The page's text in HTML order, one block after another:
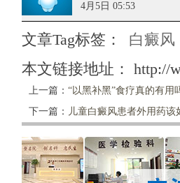
4月5日 05:53
文章Tag标签： 白癜风
本文链接地址： http://
上一篇： “以黑补黑”食疗真的有用
下一篇： 儿童白癜风患者外用药该